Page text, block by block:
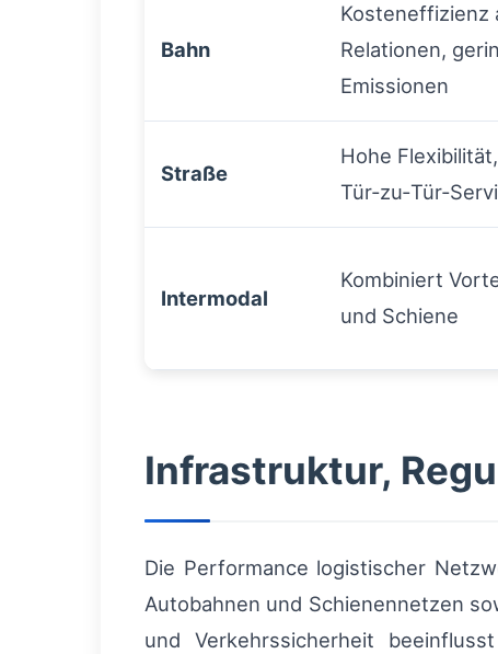
Bahn
Kosteneffizienz
Relationen,
Emissionen
Straße
Hohe Flexibilität,
Intermodal
Kombiniert
und Schiene
Infrastruktur,
Die Performance logistischer
Autobahnen und Schienennetzen
und Verkehrssicherheit